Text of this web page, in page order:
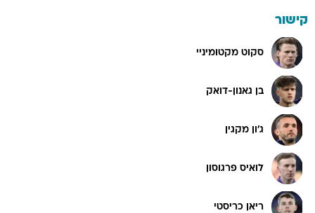
קישור
סקוט מקטומיניי
בן גאנון-דואק
ג'ון מקגין
לואיס פרגוסון
ריאן כריסטי